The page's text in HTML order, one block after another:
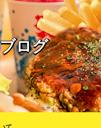
ログ